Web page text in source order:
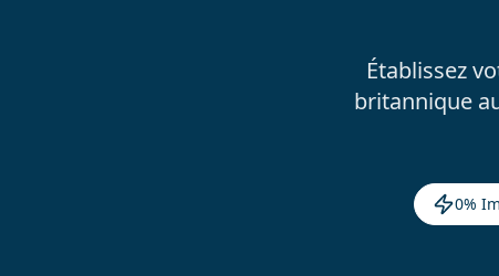
Établissez
britannique
0%